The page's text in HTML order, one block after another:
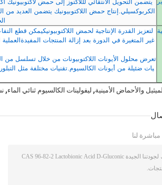
يتضمن التحويل الانتقائي لللاكتوز إلى حمض لاكتوبيونيك
الكربوكسيلي.إنتاج حمض اللاكتوبيونيك يتضمن العديد من
لتعزيز القدرة الإنتاجية لحمض اللاكتوبيونيكيمكن قطع
غير المتغيرة في الدورة بعد إزالة المنتجات
تعرض محلول الأيونات اللاكتوبيونات من خلال تسلسل من
يات ضئيلة من أيونات الكالسيوم.تقنيات مختلفة مثل
والأحماض الأمينية, ليفولينات الكالسيوم ثنائي الماء,
لنا